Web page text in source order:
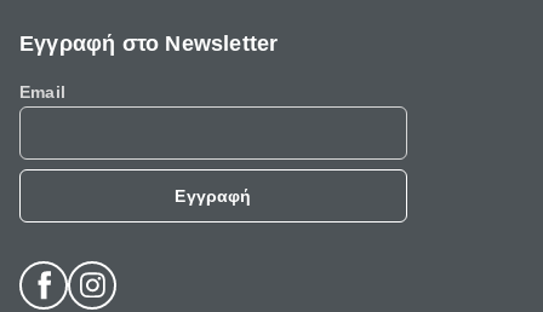
Εγγραφή στο Newsletter
Email
Εγγραφή